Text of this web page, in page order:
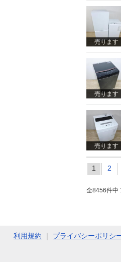
売ります
売ります
売ります
1 2
全8456件中
利用規約 プライバシーポリシ